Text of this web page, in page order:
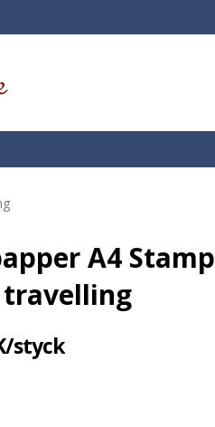
A4
styck